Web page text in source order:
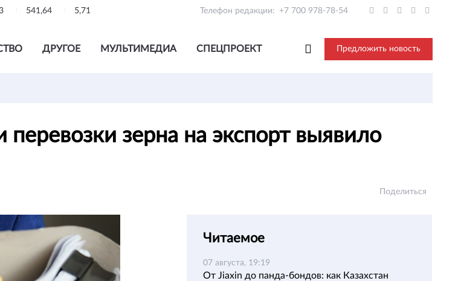
541,64 5,71 Телефон редакции: +7 700 978-78-54
ДРУГОЕ МУЛЬТИМЕДИА СПЕЦПРОЕКТ Предложить новость
зерна на экспорт выявило
Поделиться
Читаемое
07 августа, 19:19
От Jiaxin до панда-бондов: как Казахстан